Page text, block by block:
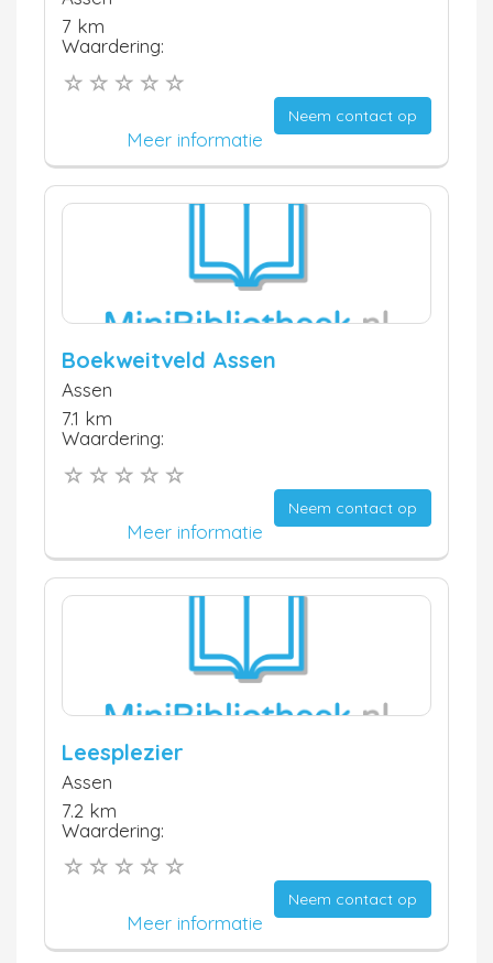
7 km
Waardering:
Neem contact op
Meer informatie
Boekweitveld Assen
Assen
7.1 km
Waardering:
Neem contact op
Meer informatie
Leesplezier
Assen
7.2 km
Waardering:
Neem contact op
Meer informatie